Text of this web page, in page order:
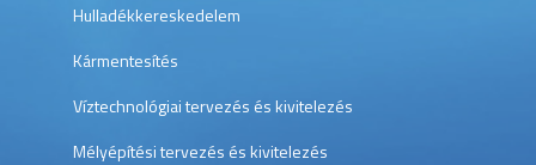
Hulladékkereskedelem
Kármentesítés
Víztechnológiai tervezés és kivitelezés
Mélyépítési tervezés és kivitelezés